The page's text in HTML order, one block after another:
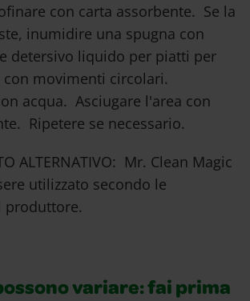
con carta assorbente. Se la
inumidire una spugna con
detersivo liquido per piatti per
con movimenti circolari.
acqua. Asciugare l'area con
Ripetere se necessario.
ALTERNATIVO: Mr. Clean Magic
utilizzato secondo le
produttore.
variare: fai prima